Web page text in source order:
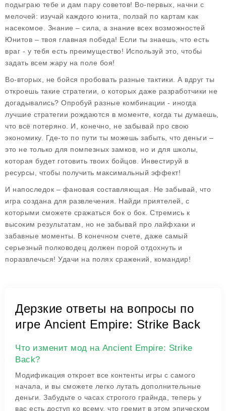
подыграю тебе и дам пару советов! Во-первых, начни с
мелочей: изучай каждого юнита, ползай по картам как
насекомое. Знание – сила, а знание всех возможностей
Юнитов – твоя главная победа! Если ты знаешь, что есть
враг - у тебя есть преимущество! Используй это, чтобы
задать всем жару на поле боя!
Во-вторых, не бойся пробовать разные тактики. А вдруг ты
откроешь такие стратегии, о которых даже разработчики не
догадывались? Опробуй разные комбинации - иногда
лучшие стратегии рождаются в моменте, когда ты думаешь,
что всё потеряно. И, конечно, не забывай про свою
экономику. Где-то по пути ты можешь забыть, что деньги –
это не только для помпезных замков, но и для школы,
которая будет готовить твоих бойцов. Инвестируй в
ресурсы, чтобы получить максимальный эффект!
И напоследок – фановая составляющая. Не забывай, что
игра создана для развлечения. Найди приятелей, с
которыми сможете сражаться бок о бок. Стремись к
высоким результатам, но не забывай про лайфхаки и
забавные моменты. В конечном счете, даже самый
серьезный полководец должен порой отдохнуть и
поразвлечься! Удачи на полях сражений, командир!
Дерзкие ответы на вопросы по
игре Ancient Empire: Strike Back
Что изменит мод на Ancient Empire: Strike
Back?
Модификация откроет все контенты игры с самого
начала, и вы сможете легко лутать дополнительные
деньги. Забудьте о часах строгого грайнда, теперь у
вас есть доступ ко всему, что гремит в этом эпическом